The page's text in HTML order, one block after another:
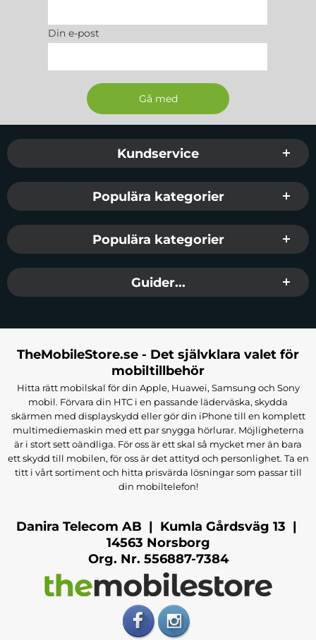
Din e-post
Sidfot Blandad info och länkar
Kundservice
Populära kategorier
Populära kategorier
Guider...
TheMobileStore.se - Det självklara valet för
mobiltillbehör
Hitta rätt mobilskal för din Apple, Huawei, Samsung och Sony
mobil. Förvara din HTC i en passande läderväska, skydda
skärmen med displayskydd eller gör din iPhone till en komplett
multimediemaskin med ett par snygga hörlurar. Möjligheterna
är i stort sett oändliga. För oss är ett skal så mycket mer än bara
ett skydd till mobilen, för oss är det attityd och personlighet. Ta en
titt i vårt sortiment och hitta prisvärda lösningar som passar till
din mobiltelefon!
Danira Telecom AB | Kumla Gårdsväg 13 |
14563 Norsborg
Org. Nr. 556887-7384